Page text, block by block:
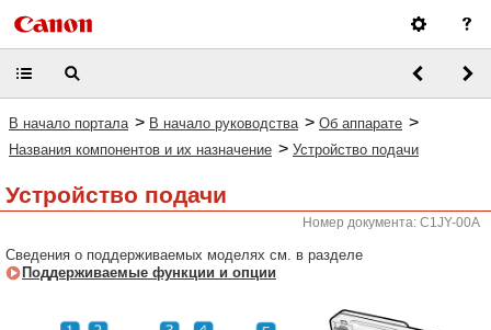
В начало портала > В начало руководства > Об аппарате >
Названия компонентов и их назначение > Устройство подачи
Устройство подачи
Номер документа: C1JY-00A
Сведения о поддерживаемых моделях см. в разделе
Поддерживаемые функции и опции